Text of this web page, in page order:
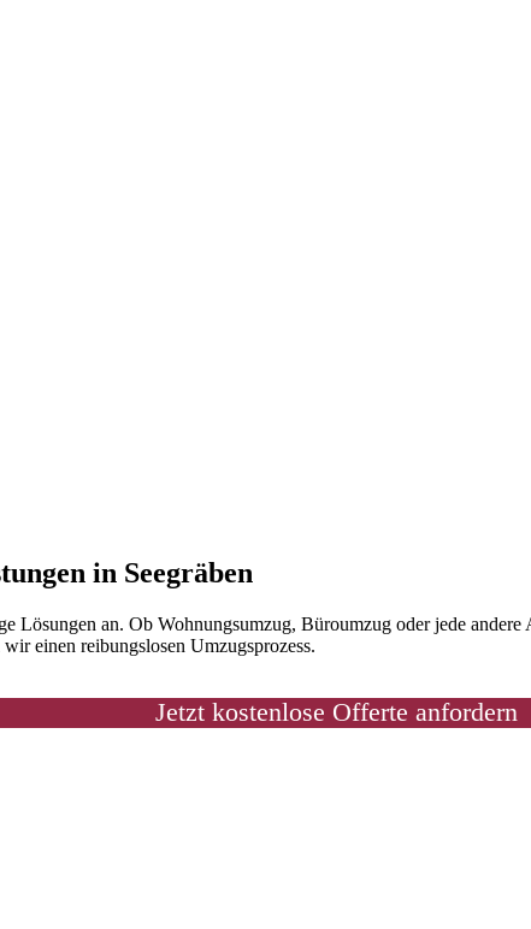
in Seegräben
Lösungen an. Ob Wohnungsumzug, Büroumzug oder jede
einen reibungslosen Umzugsprozess.
Jetzt kostenlose Offerte anfordern